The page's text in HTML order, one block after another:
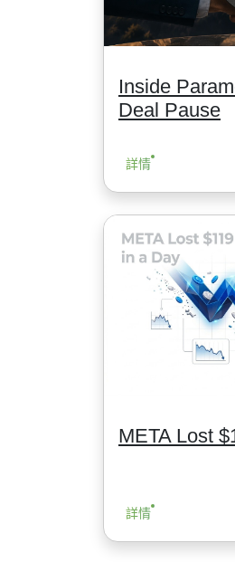
Inside
Deal Pause
詳情
META Lost
詳情